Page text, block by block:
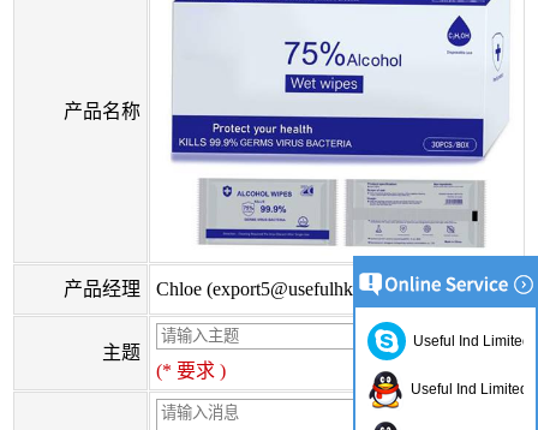
产品名称
产品经理 Chloe (export5@usefulhk.com)
主题
(* 要求 )
Useful Ind Limited
Useful Ind Limited